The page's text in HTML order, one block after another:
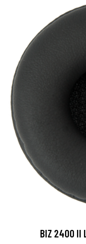
BIZ 2400 II